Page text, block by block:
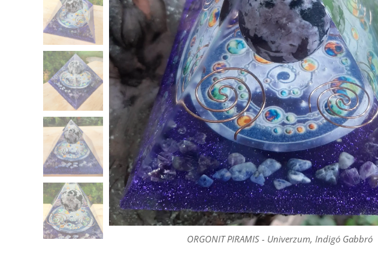
ORGONIT PIRAMIS - Univerzum, Indigó Gabbró
ORGONIT PIRAMIS - Univerzum, Indigó Gabbró